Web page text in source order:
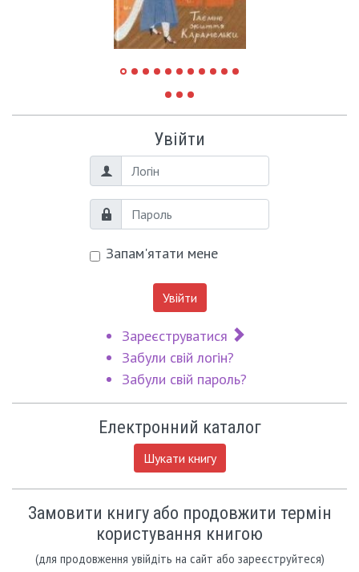
Увійти
Логін
Пароль
Запам'ятати мене
Увійти
Зареєструватися
Забули свій логін?
Забули свій пароль?
Електронний каталог
Шукати книгу
Замовити книгу або продовжити термін
користування книгою
(для продовження увійдіть на сайт або зареєструйтеся)